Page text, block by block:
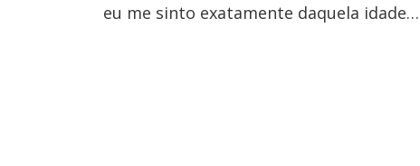
eu me sinto exatamente daquela